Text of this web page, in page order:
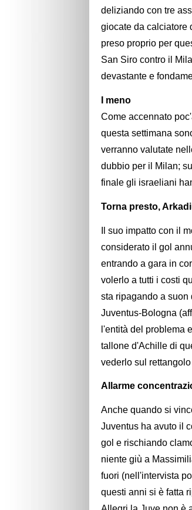
deliziando con tre
giocate da calciatore
preso proprio per
San Siro contro il
devastante e
I meno
Come accennato
questa settimana
verranno valutate
dubbio per il Milan;
finale gli israeliani
Torna presto,
Il suo impatto con il
considerato il gol
entrando a gara in
volerlo a tutti i costi
sta ripagando a suon
Juventus-Bologna
l'entità del problema
tallone d'Achille di
vederlo sul
Allarme
Anche quando si
Juventus ha avuto il
gol e rischiando
niente giù a
fuori (nell'intervista
questi anni si è fatta